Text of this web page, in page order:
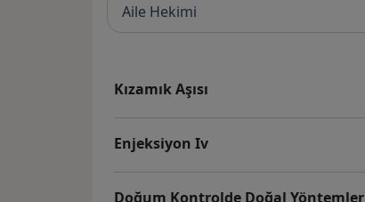
Aile Hekimi
Kızamık Aşısı
Enjeksiyon Iv
Doğum Kontrolde Doğal Yöntemler